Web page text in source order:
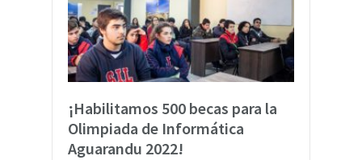
¡Habilitamos 500 becas para la
Olimpiada de Informática
Aguarandu 2022!